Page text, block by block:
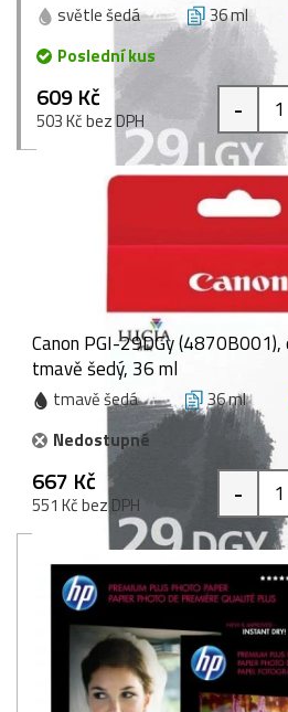
světle šedá 36 ml
Poslední kus
609 Kč
503 Kč bez DPH -
Canon PGI-29DGy (4870B001),
tmavě šedý, 36 ml
tmavě šedá 36 ml
Nedostupné
667 Kč
551 Kč bez DPH -